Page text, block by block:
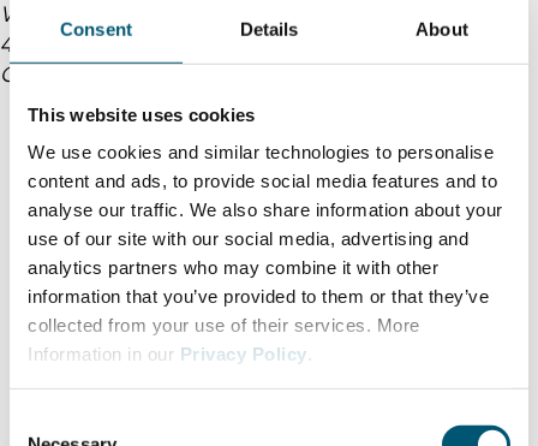
Consent Details About
This website uses cookies
We use cookies and similar technologies to personalise
content and ads, to provide social media features and to
analyse our traffic. We also share information about your
use of our site with our social media, advertising and
analytics partners who may combine it with other
information that you’ve provided to them or that they’ve
collected from your use of their services. More
Information in our Privacy Policy.
Völklinger Str. 4
40219 Düsseldorf
Germany